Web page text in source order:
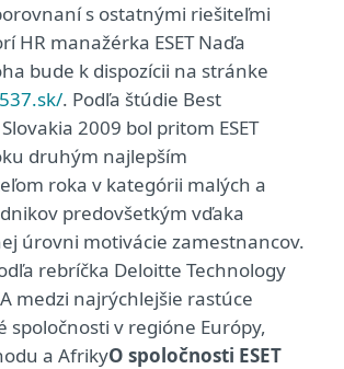
s ostatnými riešiteľmi
HR manažérka ESET Naďa
bude k dispozícii na stránke
. Podľa štúdie Best
2009 bol pritom ESET
druhým najlepším
roka v kategórii malých a
predovšetkým vďaka
úrovni motivácie zamestnancov.
rebríčka Deloitte Technology
medzi najrýchlejšie rastúce
spoločnosti v regióne Európy,
a AfrikyO spoločnosti ESET